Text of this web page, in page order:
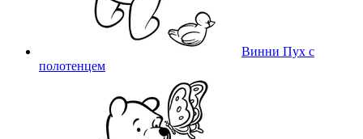
Винни Пух с
полотенцем